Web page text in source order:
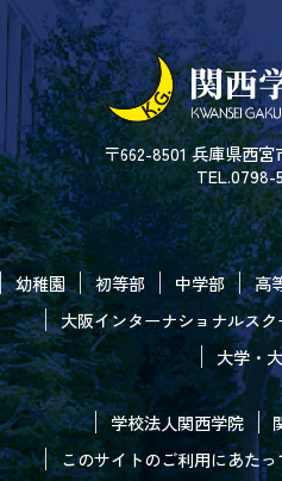
〒662-8501 兵庫県西宮
TEL.0798-
幼稚園 初等部 中学部 高
大阪インターナショナルスク
大学・
学校法人関西学院
このサイトのご利用にあたっ